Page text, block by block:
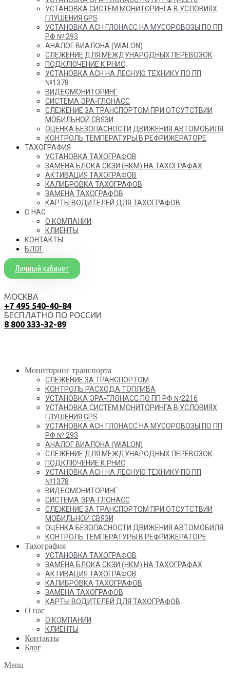
УСТАНОВКА СИСТЕМ МОНИТОРИНГА В УСЛОВИЯХ
ГЛУШЕНИЯ GPS
УСТАНОВКА АСН ГЛОНАСС НА МУСОРОВОЗЫ ПО ПП
РФ № 293
АНАЛОГ ВИАЛОНА (WIALON)
СЛЕЖЕНИЕ ДЛЯ МЕЖДУНАРОДНЫХ ПЕРЕВОЗОК
ПОДКЛЮЧЕНИЕ К РНИС
УСТАНОВКА АСН НА ЛЕСНУЮ ТЕХНИКУ ПО ПП
№1378
ВИДЕОМОНИТОРИНГ
СИСТЕМА ЭРА-ГЛОНАСС
СЛЕЖЕНИЕ ЗА ТРАНСПОРТОМ ПРИ ОТСУТСТВИИ
МОБИЛЬНОЙ СВЯЗИ
ОЦЕНКА БЕЗОПАСНОСТИ ДВИЖЕНИЯ АВТОМОБИЛЯ
КОНТРОЛЬ ТЕМПЕРАТУРЫ В РЕФРИЖЕРАТОРЕ
ТАХОГРАФИЯ
УСТАНОВКА ТАХОГРАФОВ
ЗАМЕНА БЛОКА СКЗИ (НКМ) НА ТАХОГРАФАХ
АКТИВАЦИЯ ТАХОГРАФОВ
КАЛИБРОВКА ТАХОГРАФОВ
ЗАМЕНА ТАХОГРАФОВ
КАРТЫ ВОДИТЕЛЕЙ ДЛЯ ТАХОГРАФОВ
О НАС
О КОМПАНИИ
КЛИЕНТЫ
КОНТАКТЫ
БЛОГ
Личный кабинет
МОСКВА
+7 495 540-40-84
БЕСПЛАТНО ПО РОССИИ
8 800 333-32-89
Мониторинг транспорта
СЛЕЖЕНИЕ ЗА ТРАНСПОРТОМ
КОНТРОЛЬ РАСХОДА ТОПЛИВА
УСТАНОВКА ЭРА-ГЛОНАСС ПО ПП РФ №2216
УСТАНОВКА СИСТЕМ МОНИТОРИНГА В УСЛОВИЯХ
ГЛУШЕНИЯ GPS
УСТАНОВКА АСН ГЛОНАСС НА МУСОРОВОЗЫ ПО ПП
РФ № 293
АНАЛОГ ВИАЛОНА (WIALON)
СЛЕЖЕНИЕ ДЛЯ МЕЖДУНАРОДНЫХ ПЕРЕВОЗОК
ПОДКЛЮЧЕНИЕ К РНИС
УСТАНОВКА АСН НА ЛЕСНУЮ ТЕХНИКУ ПО ПП
№1378
ВИДЕОМОНИТОРИНГ
СИСТЕМА ЭРА-ГЛОНАСС
СЛЕЖЕНИЕ ЗА ТРАНСПОРТОМ ПРИ ОТСУТСТВИИ
МОБИЛЬНОЙ СВЯЗИ
ОЦЕНКА БЕЗОПАСНОСТИ ДВИЖЕНИЯ АВТОМОБИЛЯ
КОНТРОЛЬ ТЕМПЕРАТУРЫ В РЕФРИЖЕРАТОРЕ
Тахография
УСТАНОВКА ТАХОГРАФОВ
ЗАМЕНА БЛОКА СКЗИ (НКМ) НА ТАХОГРАФАХ
АКТИВАЦИЯ ТАХОГРАФОВ
КАЛИБРОВКА ТАХОГРАФОВ
ЗАМЕНА ТАХОГРАФОВ
КАРТЫ ВОДИТЕЛЕЙ ДЛЯ ТАХОГРАФОВ
О нас
О КОМПАНИИ
КЛИЕНТЫ
Контакты
Блог
Menu